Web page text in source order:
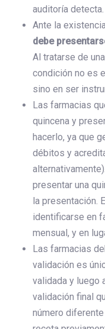
auditoría detecta.
Ante la
debe
Al tratarse de
condición no es
sino en ser
Las farmacias
quincena y
hacerlo, ya que
débitos y
presentar una
la presentación.
identificarse en
mensual, y en
Las farmacias
validación es
validada y luego
validación final
número